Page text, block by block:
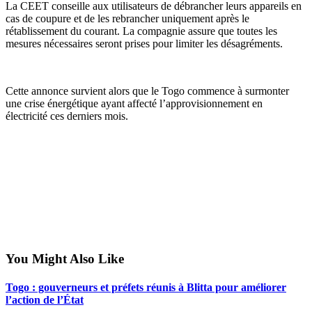
La CEET conseille aux utilisateurs de débrancher leurs appareils en
cas de coupure et de les rebrancher uniquement après le
rétablissement du courant. La compagnie assure que toutes les
mesures nécessaires seront prises pour limiter les désagréments.
Cette annonce survient alors que le Togo commence à surmonter
une crise énergétique ayant affecté l’approvisionnement en
électricité ces derniers mois.
You Might Also Like
Togo : gouverneurs et préfets réunis à Blitta pour améliorer
l’action de l’État